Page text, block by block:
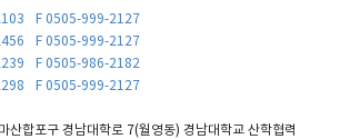
F 0505-999-2127
F 0505-999-2127
F 0505-986-2182
F 0505-999-2127
산합포구 경남대학로 7(월영동) 경남대학교 산학협력